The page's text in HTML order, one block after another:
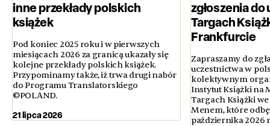
inne przekłady polskich
książek
Pod koniec 2025 roku i w pierwszych
miesiącach 2026 za granicą ukazały się
kolejne przekłady polskich książek.
Przypominamy także, iż trwa drugi nabór
do Programu Translatorskiego
©POLAND.
21 lipca 2026
zgłoszenia do
Targach
Frankfurcie
Zapraszamy do
uczestnictwa w
kolektywnym
Instytut Książki na
Targach Książki
Menem, które
października 2026